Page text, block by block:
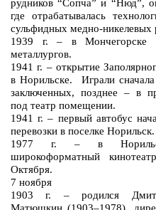
рудников “Сопча” и “Нюд”,
где отрабатывалась
сульфидных медно-никелевых
1939 г. – в Мончегорске
металлургов.
1941 г. – открытие
в Норильске. Играли
заключенных, позднее – в
под театр помещении.
1941 г. – первый автобус
перевозки в поселке Норильск.
1977 г. – в
широкоформатный
Октября.
7 ноября
1903 г. – родился
Матюшкин (1903–1978),